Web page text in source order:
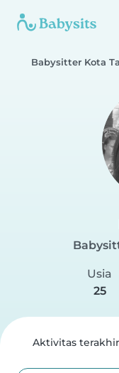
Babysitter Kota
Usia
25
Aktivitas